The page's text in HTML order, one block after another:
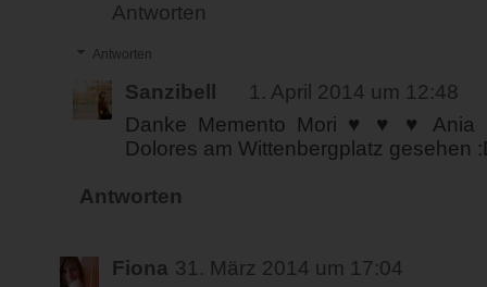
Antworten
Antworten
Sanzibell
1. April 2014 um 12:48
Danke Memento Mori ♥ ♥ ♥ Ania
Dolores am Wittenbergplatz gesehen
Antworten
Fiona 31. März 2014 um 17:04